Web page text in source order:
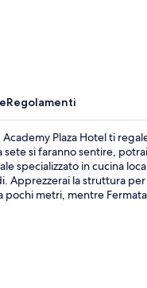
Regolamenti
Plaza Hotel ti
sete si faranno sentire,
specializzato in cucina
Apprezzerai la struttura
metri, mentre